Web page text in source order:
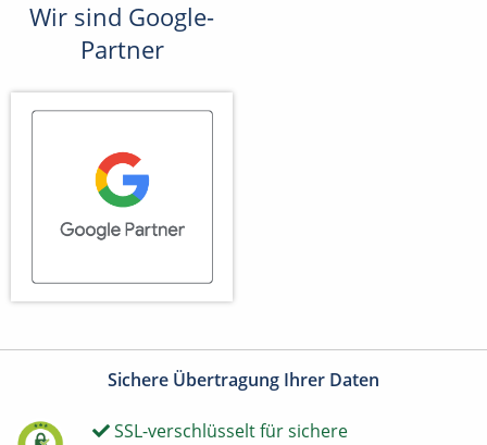
Wir sind Google-
Partner
Sichere Übertragung Ihrer Daten
SSL-verschlüsselt für sichere